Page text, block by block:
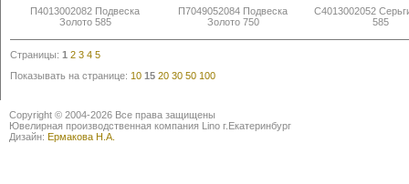
П4013002082 Подвеска
Золото 585
П7049052084 Подвеска
Золото 750
С4013002052
585
Страницы: 1 2 3 4 5
Показывать на странице: 10 15 20 30 50 100
Copyright © 2004-2026 Все права защищены
Ювелирная производственная компания Lino г.Екатеринбург
Дизайн: Ермакова Н.А.